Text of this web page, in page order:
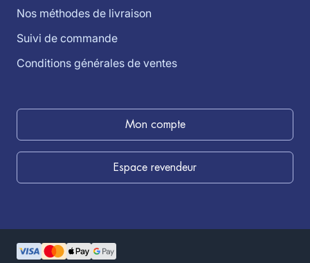
Nos méthodes de livraison
Suivi de commande
Conditions générales de ventes
Mon compte
Espace revendeur